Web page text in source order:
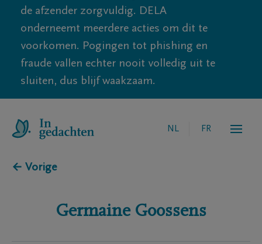
de afzender zorgvuldig. DELA
onderneemt meerdere acties om dit te
voorkomen. Pogingen tot phishing en
fraude vallen echter nooit volledig uit te
sluiten, dus blijf waakzaam.
NL FR
← Vorige
Germaine Goossens